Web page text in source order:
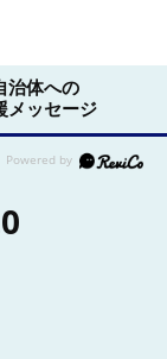
治体への
メッセージ